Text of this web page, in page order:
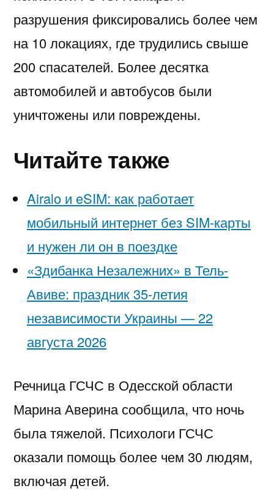
разрушения фиксировались более чем
на 10 локациях, где трудились свыше
200 спасателей. Более десятка
автомобилей и автобусов были
уничтожены или повреждены.
Читайте также
Airalo и eSIM: как работает
мобильный интернет без SIM-карты
и нужен ли он в поездке
«Здибанка Незалежних» в Тель-
Авиве: праздник 35-летия
независимости Украины — 22
августа 2026
Речница ГСЧС в Одесской области
Марина Аверина сообщила, что ночь
была тяжелой. Психологи ГСЧС
оказали помощь более чем 30 людям,
включая детей.